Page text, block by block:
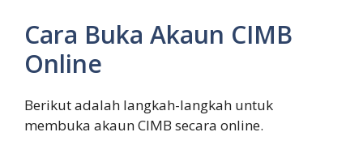
Cara Buka Akaun CIMB
Online
Berikut adalah langkah-langkah untuk
membuka akaun CIMB secara online.